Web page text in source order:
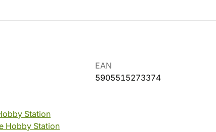
EAN
5905515273374
Station
Hobby Station